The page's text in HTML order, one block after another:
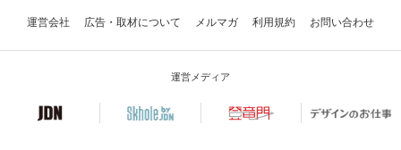
運営会社 広告・取材について メルマガ 利用規約 お問い合わせ
運営メディア